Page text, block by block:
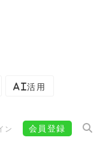
AI活用
ン 会員登録